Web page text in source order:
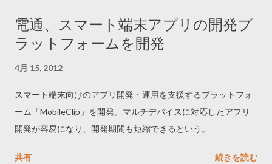
電通、スマート端末アプリの開発プ
ラットフォームを開発
4月 15, 2012
スマート端末向けのアプリ開発・運用を支援するプラットフォ
ーム「MobileClip」を開発。マルチデバイスに対応したアプリ
開発が容易になり、開発期間も短縮できるという。
共有 続きを読む